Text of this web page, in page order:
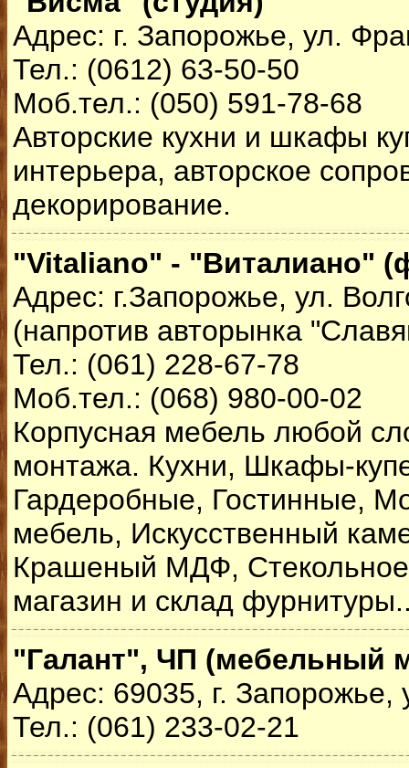
Адрес: г. Запорожье, ул.
Тел.: (0612) 63-50-50
Моб.тел.: (050) 591-78-68
Авторские кухни и шкафы
интерьера, авторское
декорирование.
"Vitaliano" - "Виталиано"
Адрес: г.Запорожье, ул.
(напротив авторынка
Тел.: (061) 228-67-78
Моб.тел.: (068) 980-00-02
Корпусная мебель любой
монтажа. Кухни, Шкафы-
Гардеробные, Гостинные,
мебель, Искусственный
Крашеный МДФ, Стекольное
магазин и склад
"Галант", ЧП (мебельный
Адрес: 69035, г. Запорожье,
Тел.: (061) 233-02-21